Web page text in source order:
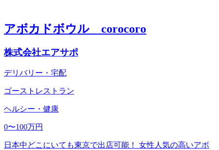
アボカドボウル corocoro
株式会社エアサポ
デリバリー・宅配
ゴーストレストラン
ヘルシー・健康
0〜100万円
日本中どこにいても東京で出店可能！ 女性人気の高いアボ